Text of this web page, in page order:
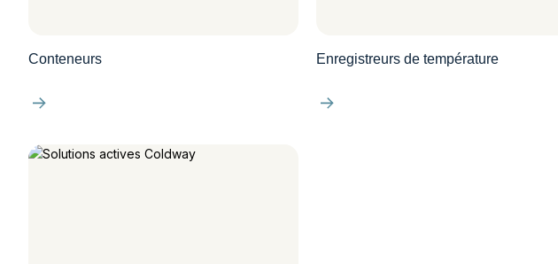
Conteneurs Enregistreurs de température